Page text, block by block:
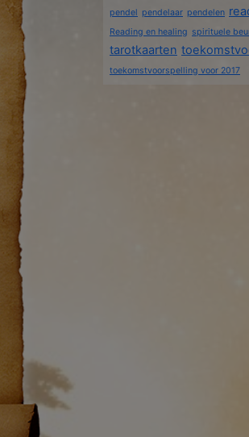
pendel pendelaar pendelen
Reading en healing spirituele
tarotkaarten
toekomstvoorspelling voor 2017